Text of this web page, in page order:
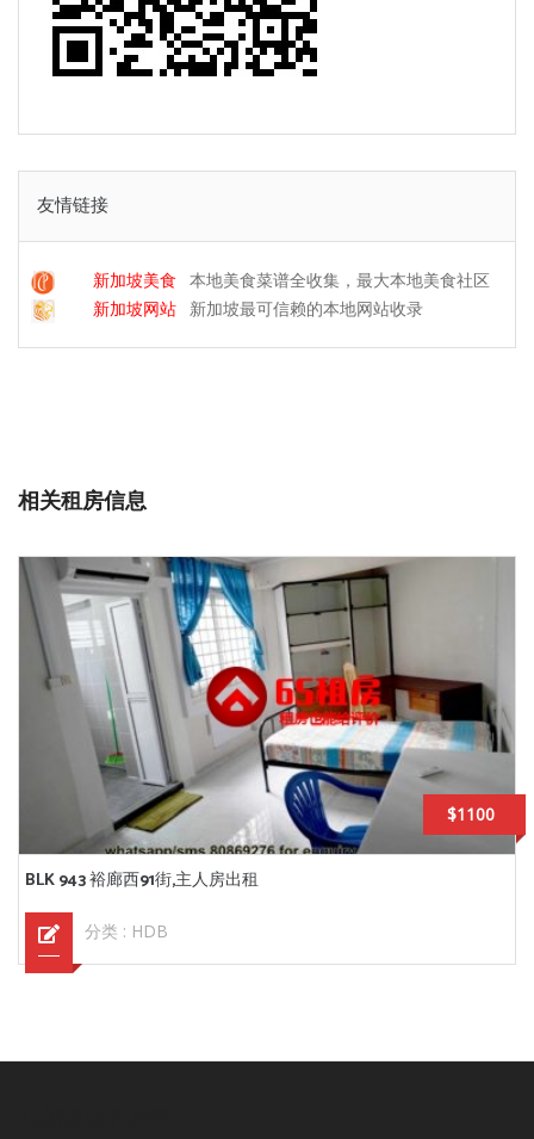
友情链接
新加坡美食
本地美食菜谱全收集，最大本地美食社区
新加坡网站
新加坡最可信赖的本地网站收录
相关租房信息
$1100
BLK 943 裕廊西91街,主人房出租
分类 : HDB